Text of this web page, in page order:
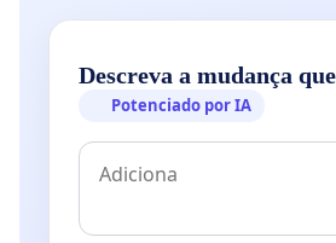
Descreva a mudança
Potenciado por IA